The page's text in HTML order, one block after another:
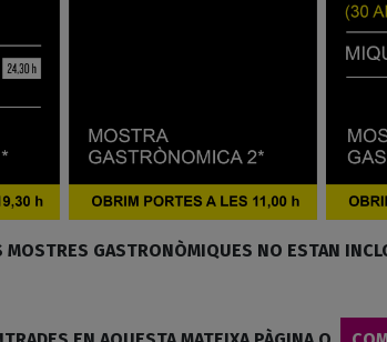
MOSTRES GASTRONÒMIQUES NO ESTAN